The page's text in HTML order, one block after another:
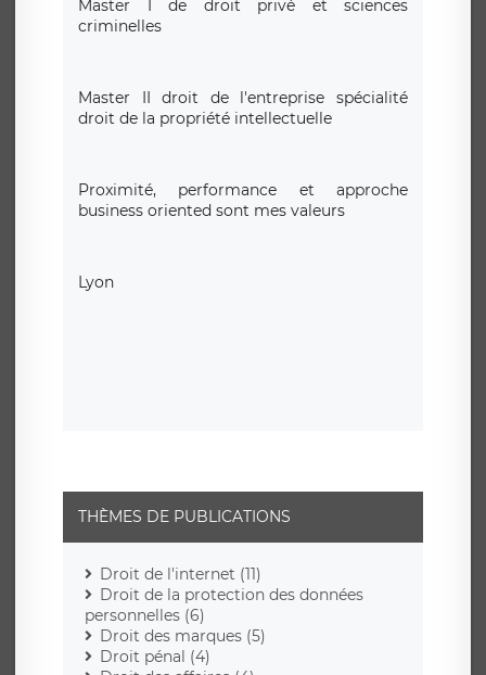
Master I de droit privé et sciences
criminelles
Master II droit de l'entreprise spécialité
droit de la propriété intellectuelle
Proximité, performance et approche
business oriented sont mes valeurs
Lyon
THÈMES DE PUBLICATIONS
Droit de l'internet (11)
Droit de la protection des données
personnelles (6)
Droit des marques (5)
Droit pénal (4)